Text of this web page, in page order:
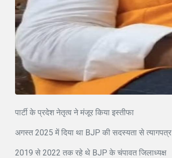
पार्टी के प्रदेश नेतृत्व ने मंजूर किया इस्तीफा
अगस्त 2025 में दिया था BJP की सदस्यता से त्यागपत्र
2019 से 2022 तक रहे थे BJP के चंपावत जिलाध्यक्ष